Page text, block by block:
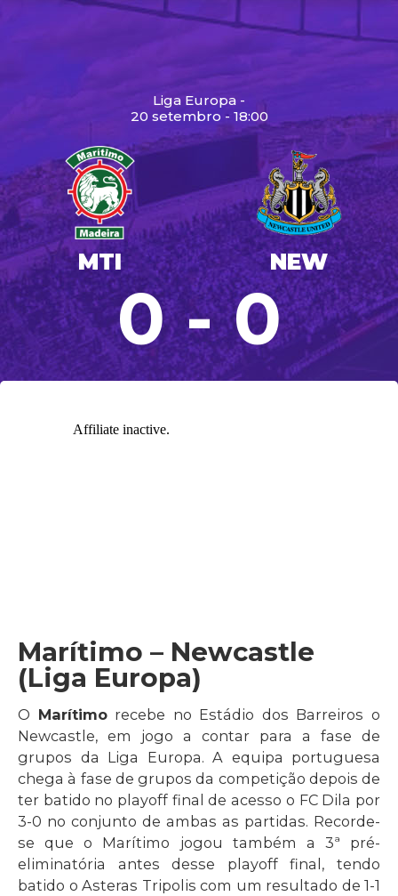
Liga Europa -
20 setembro - 18:00
MTI NEW
0 - 0
Marítimo – Newcastle
(Liga Europa)
O Marítimorecebe no Estádio dos Barreiros o
Newcastle, em jogo a contar para a fase de
grupos da Liga Europa. A equipa portuguesa
chega à fase de grupos da competição depois de
ter batido no playoff final de acesso o FC Dila por
3-0 no conjunto de ambas as partidas. Recorde-
se que o Marítimo jogou também a 3ª pré-
eliminatória antes desse playoff final, tendo
batido o Asteras Tripolis com um resultado de 1-1